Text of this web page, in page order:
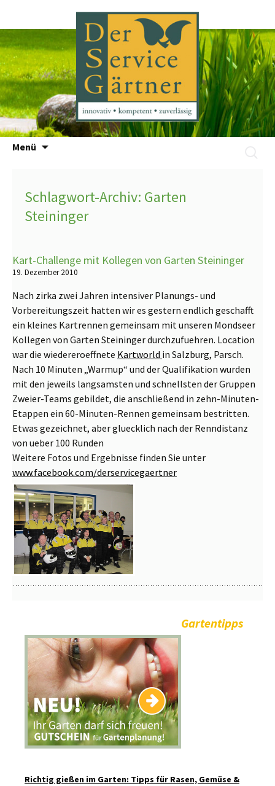
Menü
Zum
Schlagwort-Archiv: Garten
Steininger
Kart-Challenge mit Kollegen von Garten Steininger
19. Dezember 2010
Nach zirka zwei Jahren intensiver Planungs- und
Vorbereitungszeit hatten wir es gestern endlich geschafft
ein kleines Kartrennen gemeinsam mit unseren Mondseer
Kollegen von Garten Steininger durchzufuehren. Location
war die wiedereroeffnete Kartworld in Salzburg, Parsch.
Nach 10 Minuten „Warmup“ und der Qualifikation wurden
mit den jeweils langsamsten und schnellsten der Gruppen
Zweier-Teams gebildet, die anschließend in zehn-Minuten-
Etappen ein 60-Minuten-Rennen gemeinsam bestritten.
Etwas gezeichnet, aber gluecklich nach der Renndistanz
von ueber 100 Runden
Weitere Fotos und Ergebnisse finden Sie unter
www.facebook.com/derservicegaertner
Gartentipps
Richtig gießen im Garten: Tipps für Rasen, Gemüse &